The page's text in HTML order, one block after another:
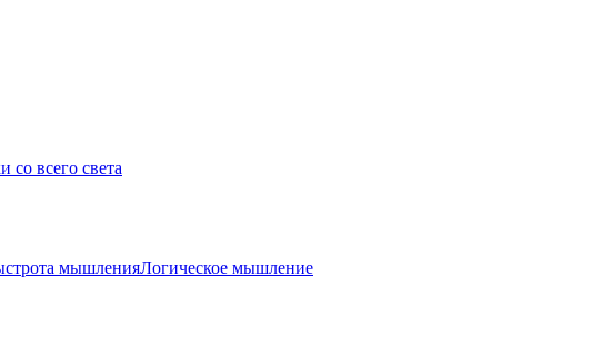
со всего света
мышленияЛогическое мышление